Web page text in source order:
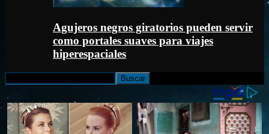
Agujeros negros giratorios pueden servir
como portales suaves para viajes
hiperespaciales